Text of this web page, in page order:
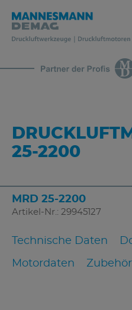
25-2200
MRD 25-2200
Artikel-Nr.: 29945127
Technische Daten
Motordaten Zubehör